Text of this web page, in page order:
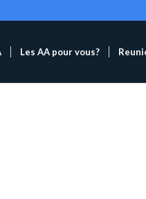
Les AA pour vous?